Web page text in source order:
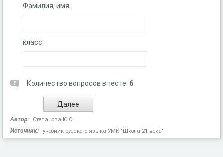
Фамилия, имя
класс
Количество вопросов в тесте: 6
Автор: Степанова Ю.О.
Источник: учебник русского языка УМК "Школа 21 века"